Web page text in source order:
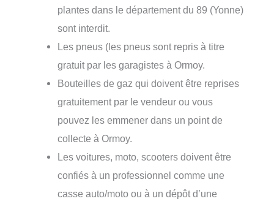
plantes dans le département du 89 (Yonne)
sont interdit.
Les pneus (les pneus sont repris à titre
gratuit par les garagistes à Ormoy.
Bouteilles de gaz qui doivent être reprises
gratuitement par le vendeur ou vous
pouvez les emmener dans un point de
collecte à Ormoy.
Les voitures, moto, scooters doivent être
confiés à un professionnel comme une
casse auto/moto ou à un dépôt d’une